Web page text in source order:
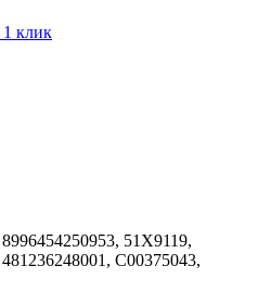
клик
51X9119,
C00375043,